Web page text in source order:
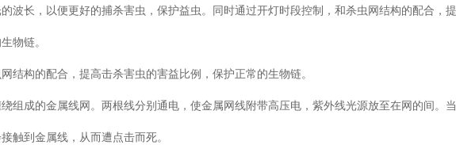
波长，以便更好的捕杀害虫，保护益虫。同时通过开灯时段控制，和杀虫网结构的配合，
物链。
结构的配合，提高击杀害虫的害益比例，保护正常的生物链。
组成的金属线网。两根线分别通电，使金属网线附带高压电，紫外线光源放至在网的间。
触到金属线，从而遭点击而死。